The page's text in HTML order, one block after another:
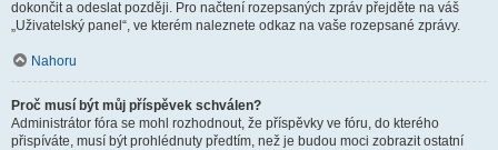
dokončit a odeslat později. Pro načtení rozepsaných zpráv přejděte na váš
„Uživatelský panel“, ve kterém naleznete odkaz na vaše rozepsané zprávy.
Nahoru
Proč musí být můj příspěvek schválen?
Administrátor fóra se mohl rozhodnout, že příspěvky ve fóru, do kterého
přispíváte, musí být prohlédnuty předtím, než je budou moci zobrazit ostatní